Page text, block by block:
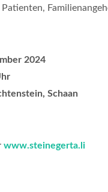
2024
Schaan
www.steinegerta.li